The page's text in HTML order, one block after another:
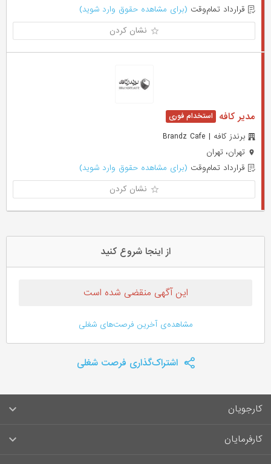
قرارداد تمام‌وقت (برای مشاهده حقوق وارد شوید)
نشان کردن
مدیر کافه
برندز کافه | Brandz Cafe
تهران، تهران
قرارداد تمام‌وقت (برای مشاهده حقوق وارد شوید)
نشان کردن
از اینجا شروع کنید
این آگهی منقضی شده است
مشاهده‌ی آخرین فرصت‌های شغلی
اشتراک‌گذاری فرصت شغلی
کارجویان
سوالات متداول کارجویان
کارفرمایان